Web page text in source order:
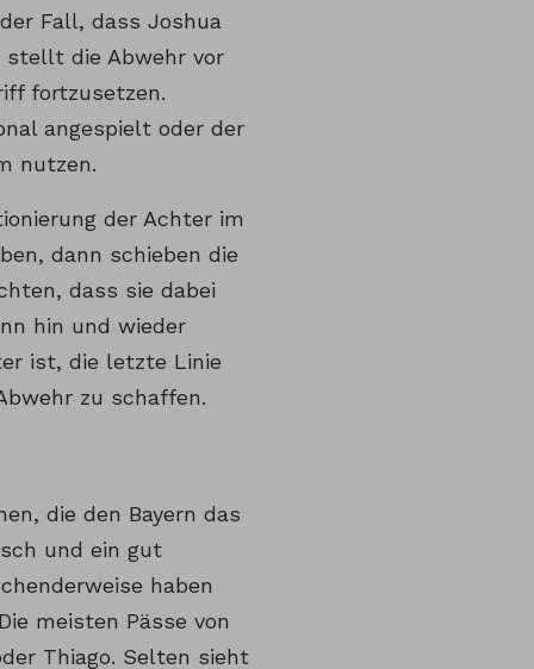
Fall, dass Joshua
stellt die Abwehr vor
fortzusetzen.
angespielt oder der
nutzen.
der Achter im
dann schieben die
dass sie dabei
hin und wieder
ist, die letzte Linie
zu schaffen.
die den Bayern das
und ein gut
haben
meisten Pässe von
Thiago. Selten sieht